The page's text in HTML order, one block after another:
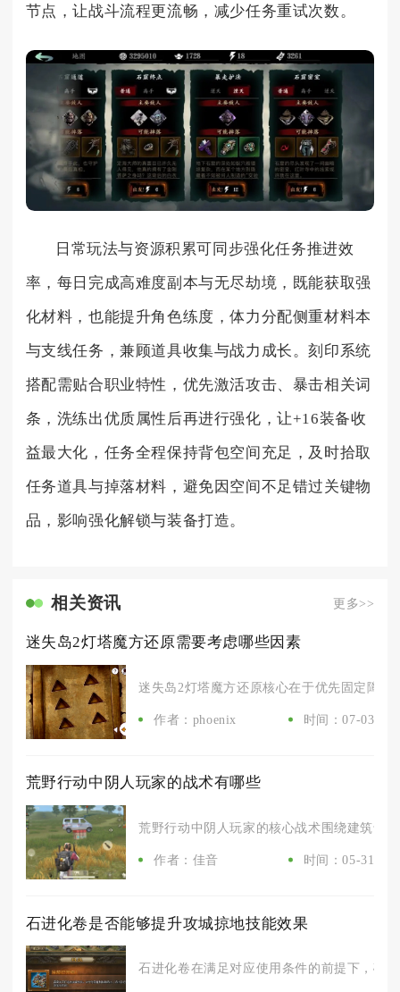
节点，让战斗流程更流畅，减少任务重试次数。
日常玩法与资源积累可同步强化任务推进效
率，每日完成高难度副本与无尽劫境，既能获取强
化材料，也能提升角色练度，体力分配侧重材料本
与支线任务，兼顾道具收集与战力成长。刻印系统
搭配需贴合职业特性，优先激活攻击、暴击相关词
条，洗练出优质属性后再进行强化，让+16装备收
益最大化，任务全程保持背包空间充足，及时拾取
任务道具与掉落材料，避免因空间不足错过关键物
品，影响强化解锁与装备打造。
相关资讯 更多>>
迷失岛2灯塔魔方还原需要考虑哪些因素
迷失岛2灯塔魔方还原核心在于优先固定障碍
作者：phoenix 时间：07-03
荒野行动中阴人玩家的战术有哪些
荒野行动中阴人玩家的核心战术围绕建筑卡
作者：佳音 时间：05-31
石进化卷是否能够提升攻城掠地技能效果
石进化卷在满足对应使用条件的前提下，确